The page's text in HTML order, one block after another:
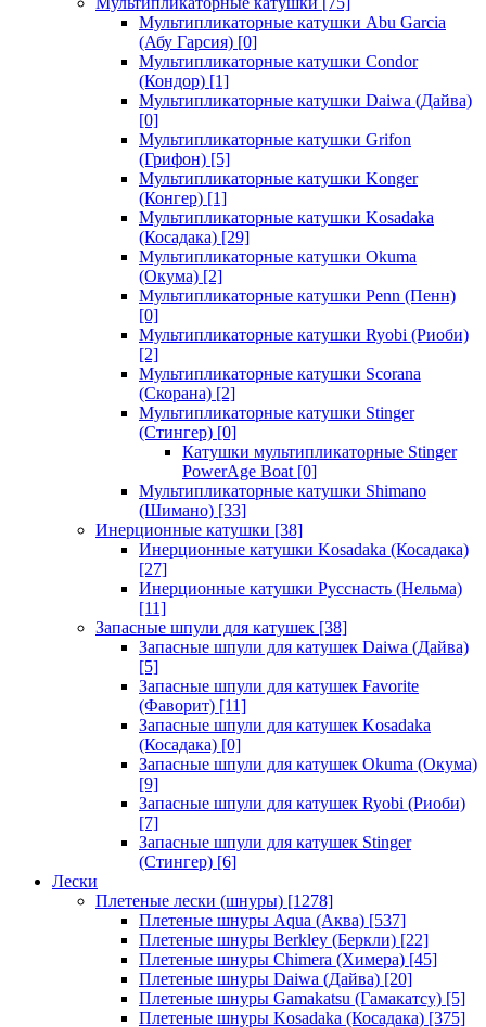
Мультипликаторные катушки Abu Garcia
(Абу Гарсия) [0]
Мультипликаторные катушки Condor
(Кондор) [1]
Мультипликаторные катушки Daiwa (Дайва)
[0]
Мультипликаторные катушки Grifon
(Грифон) [5]
Мультипликаторные катушки Konger
(Конгер) [1]
Мультипликаторные катушки Kosadaka
(Косадака) [29]
Мультипликаторные катушки Okuma
(Окума) [2]
Мультипликаторные катушки Penn (Пенн)
[0]
Мультипликаторные катушки Ryobi (Риоби)
[2]
Мультипликаторные катушки Scorana
(Скорана) [2]
Мультипликаторные катушки Stinger
(Стингер) [0]
Катушки мультипликаторные Stinger
PowerAge Boat [0]
Мультипликаторные катушки Shimano
(Шимано) [33]
Инерционные катушки [38]
Инерционные катушки Kosadaka (Косадака)
[27]
Инерционные катушки Русснасть (Нельма)
[11]
Запасные шпули для катушек [38]
Запасные шпули для катушек Daiwa (Дайва)
[5]
Запасные шпули для катушек Favorite
(Фаворит) [11]
Запасные шпули для катушек Kosadaka
(Косадака) [0]
Запасные шпули для катушек Okuma (Окума)
[9]
Запасные шпули для катушек Ryobi (Риоби)
[7]
Запасные шпули для катушек Stinger
(Стингер) [6]
Лески
Плетеные лески (шнуры) [1278]
Плетеные шнуры Aqua (Аква) [537]
Плетеные шнуры Berkley (Беркли) [22]
Плетеные шнуры Chimera (Химера) [45]
Плетеные шнуры Daiwa (Дайва) [20]
Плетеные шнуры Gamakatsu (Гамакатсу) [5]
Плетеные шнуры Kosadaka (Косадака) [375]